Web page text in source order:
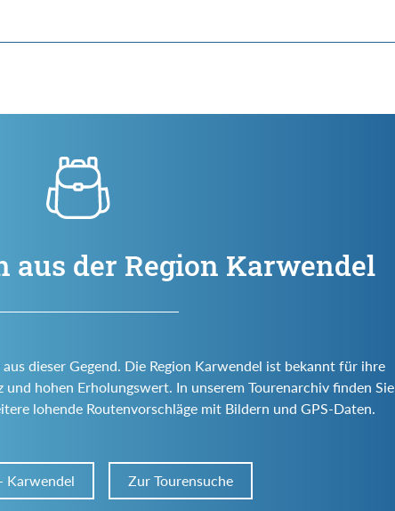
aus der Region Karwendel
dieser Gegend. Die Region Karwendel ist bekannt für ihre
hohen Erholungswert. In unserem Tourenarchiv finden Sie
lohende Routenvorschläge mit Bildern und GPS-Daten.
Karwendel Zur Tourensuche